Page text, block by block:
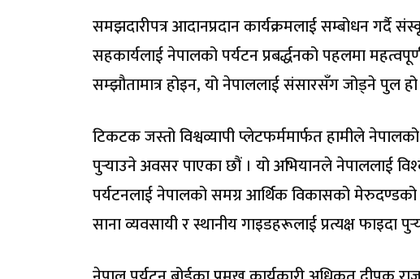
समझदारीपत्र आदानप्रदान कार्यक्रमलाई सम्बोधन गर्दै
सहकार्यलाई नेपालको पर्यटन प्रबर्द्धनको पहलमा
सम्झौतामात्र होइन, यो नेपाललाई संसारसँग जोड्ने पुल हो
टिकटक जस्तो विश्वव्यापी प्लेटफर्ममार्फत हामीले
पुर्‍याउने अवसर पाएका छौं । यो अभियानले नेपाललाई
पर्यटनलाई नेपालको समग्र आर्थिक विकासको
साना व्यवसायी र स्थानीय गाइडहरूलाई प्रत्यक्ष फाइदा